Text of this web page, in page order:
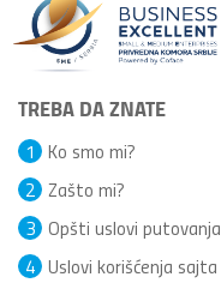
TREBA DA ZNATE
Ko smo mi?
1
Zašto mi?
2
Opšti uslovi putovanja
3
Uslovi korišćenja sajta
4